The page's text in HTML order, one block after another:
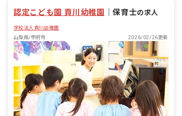
認定こども園 貢川幼稚園 ｜保育士の求人
学校法人貢川幼稚園
山梨県/甲府市
2026/02/26更新